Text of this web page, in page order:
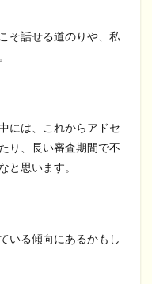
そ話せる道のりや、私
には、これからアドセ
り、長い審査期間で不
と思います。
いる傾向にあるかもし